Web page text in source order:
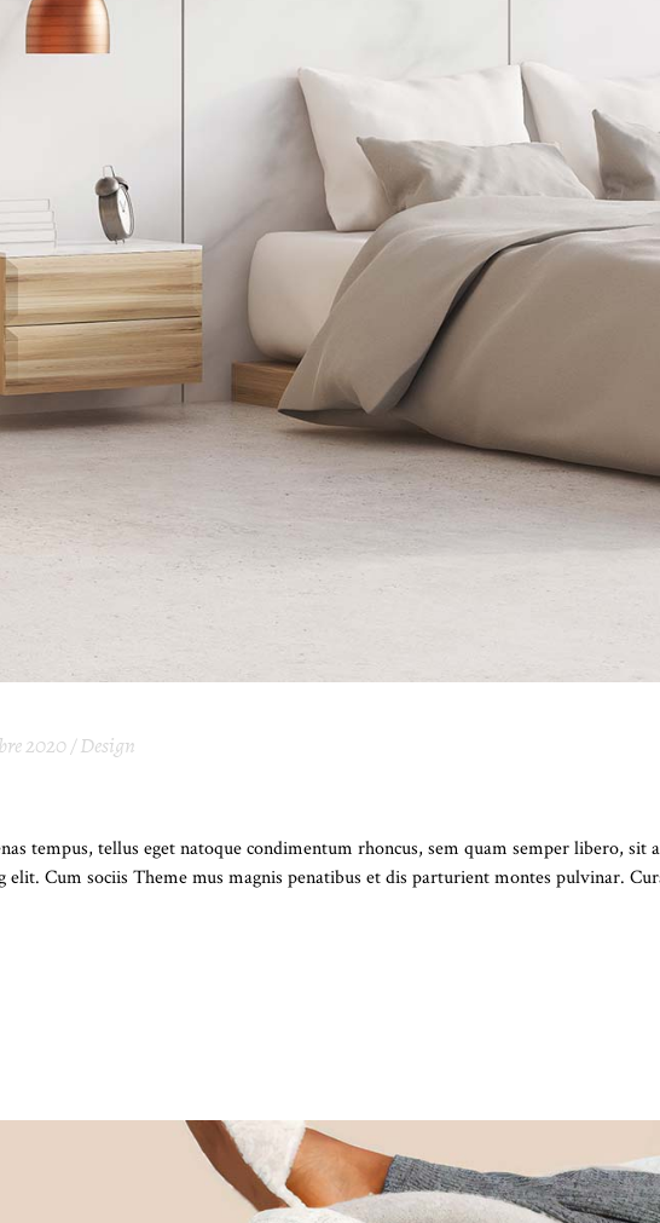
2020 Design
tempus, tellus eget natoque condimentum rhoncus, sem quam semper libero,
elit. Cum sociis Theme mus magnis penatibus et dis parturient montes pulvinar.